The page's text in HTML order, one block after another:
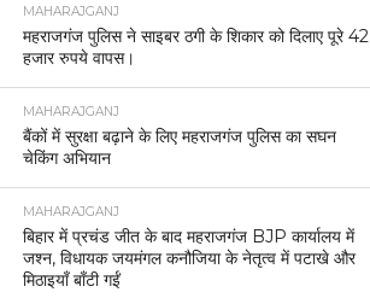
MAHARAJGANJ
महराजगंज पुलिस ने साइबर ठगी के शिकार को दिलाए पूरे 42
हजार रुपये वापस।
MAHARAJGANJ
बैंकों में सुरक्षा बढ़ाने के लिए महराजगंज पुलिस का सघन
चेकिंग अभियान
MAHARAJGANJ
बिहार में प्रचंड जीत के बाद महराजगंज BJP कार्यालय में
जश्न, विधायक जयमंगल कनौजिया के नेतृत्व में पटाखे और
मिठाइयाँ बाँटी गईं